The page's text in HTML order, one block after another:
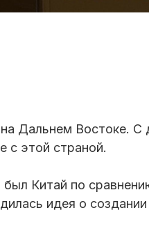
Дальнем Востоке. С
с этой страной.
Китай по
идея о создании